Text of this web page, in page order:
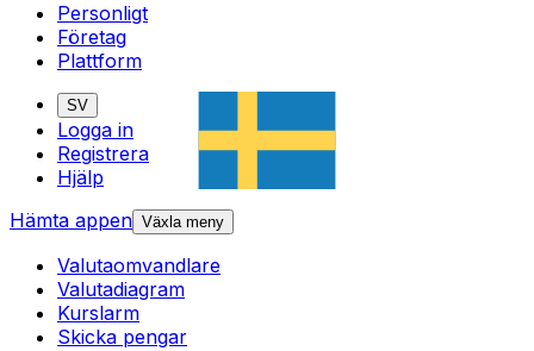
Personligt
Företag
Plattform
SV
Logga in
Registrera
Hjälp
Hämta appen Växla meny
Valutaomvandlare
Valutadiagram
Kurslarm
Skicka pengar